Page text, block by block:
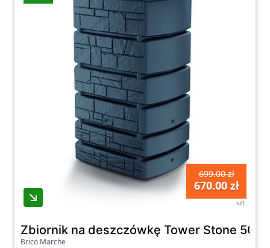
699.00 zł
670.00 zł
szt
Zbiornik na deszczówkę Tower Stone 500
Brico Marche